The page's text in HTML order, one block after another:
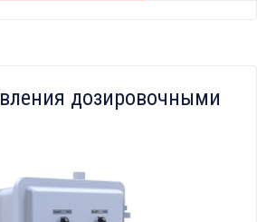
дозировочными